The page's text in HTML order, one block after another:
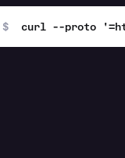
$ curl --proto